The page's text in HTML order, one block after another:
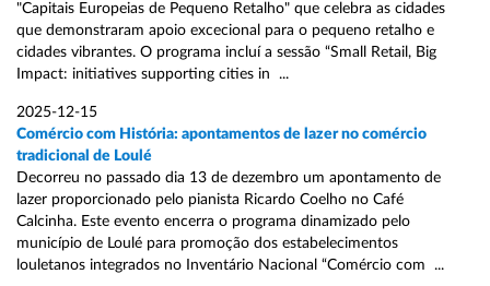
"Capitais Europeias de Pequeno Retalho" que celebra as cidades
que demonstraram apoio excecional para o pequeno retalho e
cidades vibrantes. O programa incluí a sessão “Small Retail, Big
Impact: initiatives supporting cities in ...
2025-12-15
Comércio com História: apontamentos de lazer no comércio
tradicional de Loulé
Decorreu no passado dia 13 de dezembro um apontamento de
lazer proporcionado pelo pianista Ricardo Coelho no Café
Calcinha. Este evento encerra o programa dinamizado pelo
município de Loulé para promoção dos estabelecimentos
louletanos integrados no Inventário Nacional “Comércio com ...